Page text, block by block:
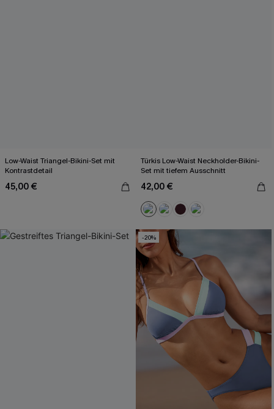
Low-Waist Triangel-Bikini-Set mit
Kontrastdetail
45,00 €
Türkis Low-Waist Neckholder-Bikini-
Set mit tiefem Ausschnitt
42,00 €
-20%